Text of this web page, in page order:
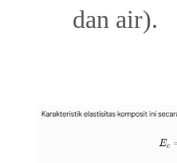
dan air).